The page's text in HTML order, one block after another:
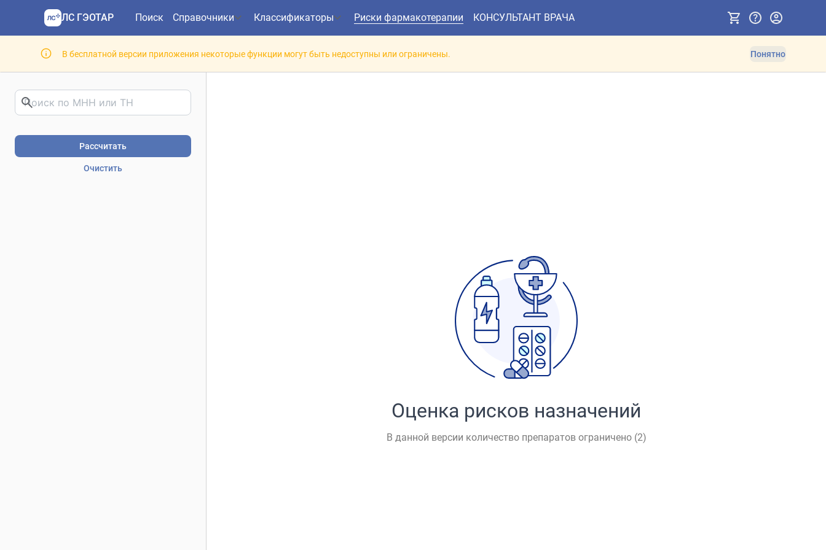
ЛС ГЭОТАР Поиск Справочники Классификаторы Риски фармакотерапии КОНСУЛЬТАНТ ВРАЧА
В бесплатной версии приложения некоторые функции могут быть недоступны или ограничены. Понятно
Рассчитать
Очистить
Риски фармакотерапии. Взаимодействие препаратов. Противопоказания и
Оценка рисков назначений
В данной версии количество препаратов ограничено (2)